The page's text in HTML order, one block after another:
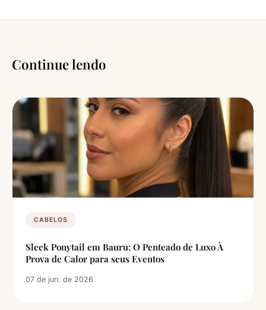
Continue lendo
CABELOS
Sleek Ponytail em Bauru: O Penteado de Luxo À
Prova de Calor para seus Eventos
07 de jun. de 2026